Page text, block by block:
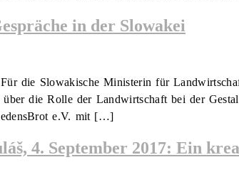
in der Slowakei
die Slowakische Ministerin für
über die Rolle der Landwirtschaft bei der
e.V. mit […]
4. September 2017: Ein